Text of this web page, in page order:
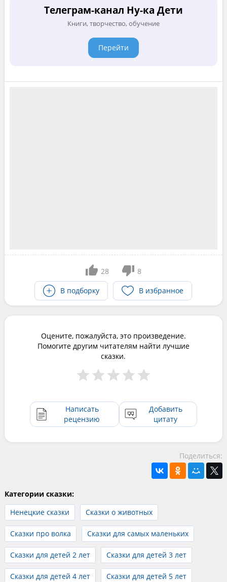
Телеграм-канал Ну-ка Дети
Книги, творчество, обучение
Перейти
28
8
В подборку
В избранное
Оцените, пожалуйста, это произведение.
Помогите другим читателям найти лучшие
сказки.
Написать
рецензию
Добавить
цитату
Поделиться:
Категории сказки:
Ненецкие сказки
Сказки о животных
Сказки про волка Сказки для самых маленьких
Сказки для детей 2 лет Сказки для детей 3 лет
Сказки для детей 4 лет Сказки для детей 5 лет